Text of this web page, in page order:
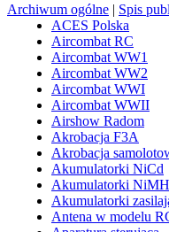
Archiwum ogólne | Spis
ACES Polska
Aircombat RC
Aircombat WW1
Aircombat WW2
Aircombat WWI
Aircombat WWII
Airshow Radom
Akrobacja F3A
Akrobacja
Akumulatorki NiCd
Akumulatorki NiMH
Akumulatorki
Antena w modelu